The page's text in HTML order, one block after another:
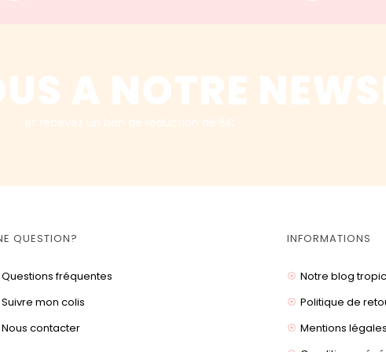
A NOTRE
et recevez un bon de réduction de 5€
QUESTION?
Questions fréquentes
Suivre mon colis
Nous contacter
INFORMATIONS
Notre blog
Politique de
Mentions